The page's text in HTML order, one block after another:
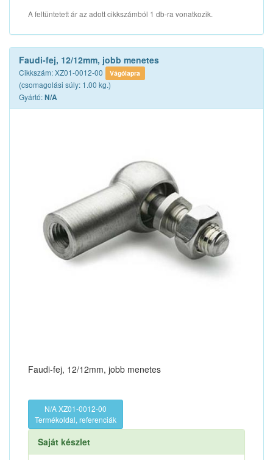
A feltüntetett ár az adott cikkszámból 1 db-ra vonatkozik.
Faudi-fej, 12/12mm, jobb menetes
Cikkszám: XZ01-0012-00 Vágólapra
(csomagolási súly: 1.00 kg.)
Gyártó:N/A
Faudi-fej, 12/12mm, jobb menetes
N/A XZ01-0012-00
Termékoldal, referenciák
Saját készlet